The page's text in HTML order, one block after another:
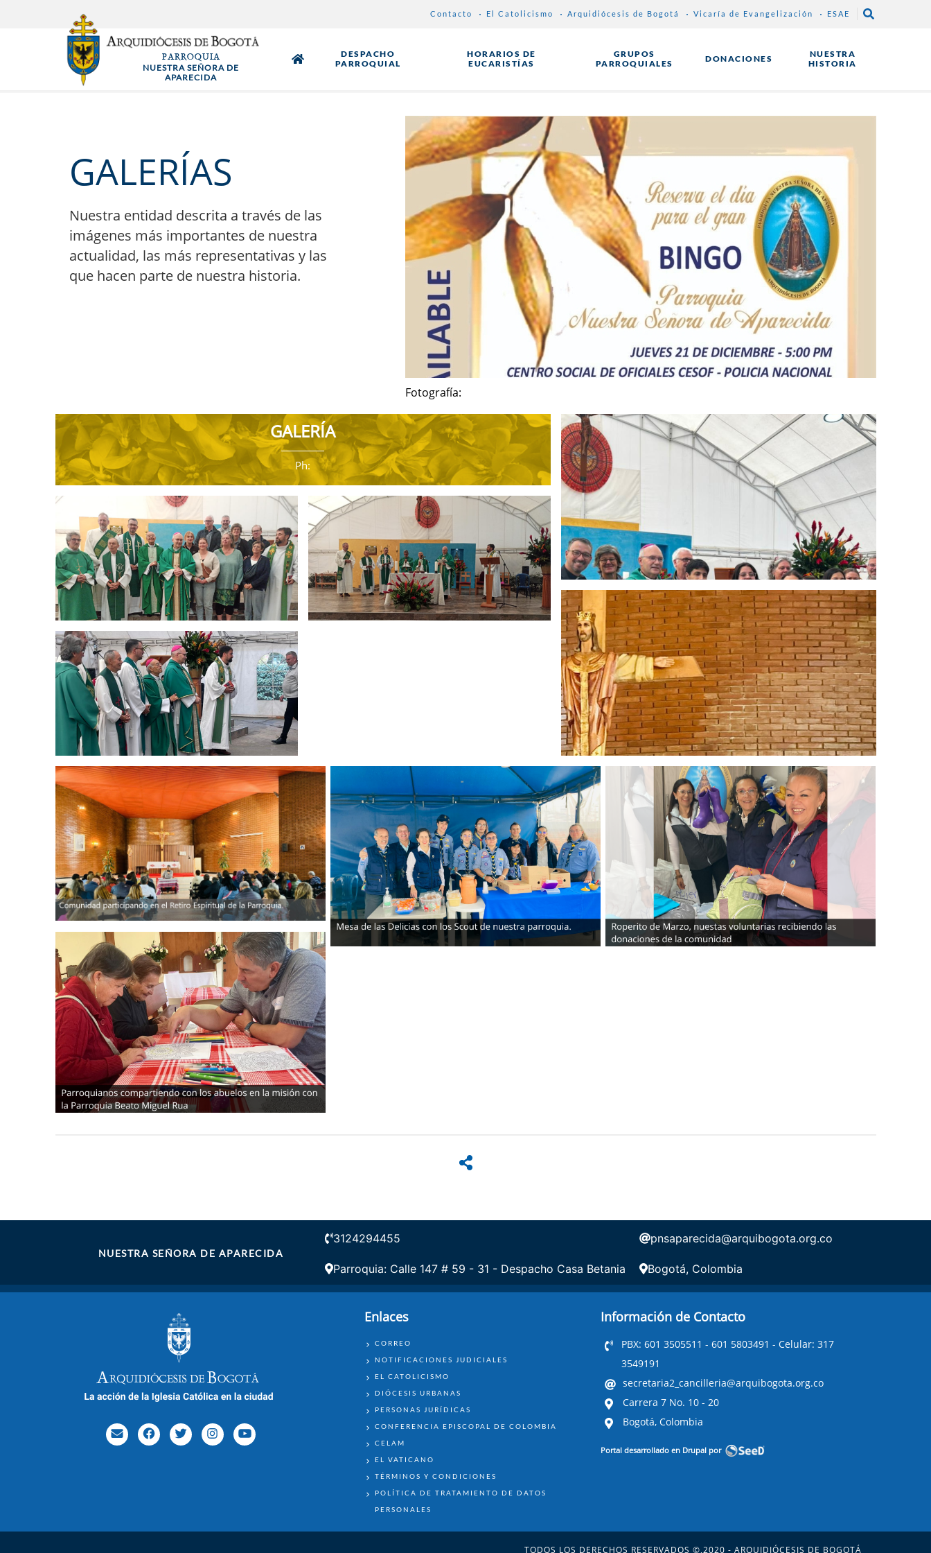
Contacto El Catolicismo Arquidiócesis de Bogotá Vicaría de Evangelización ESAE
PARROQUIA
NUESTRA SEÑORA DE
APARECIDA
DESPACHO
PARROQUIAL
HORARIOS DE
EUCARISTÍAS
GRUPOS
PARROQUIALES
DONACIONES
NUESTRA
HISTORIA
GALERÍAS
Nuestra entidad descrita a través de las
imágenes más importantes de nuestra
actualidad, las más representativas y las
que hacen parte de nuestra historia.
Fotografía:
GALERÍA
Ph:
NUESTRA SEÑORA DE APARECIDA
3124294455 pnsaparecida@arquibogota.org.co
Parroquia: Calle 147 # 59 - 31 - Despacho Casa Betania Bogotá, Colombia
Enlaces
ENLACES
CORREO
NOTIFICACIONES JUDICIALES
EL CATOLICISMO
DIÓCESIS URBANAS
PERSONAS JURÍDICAS
CONFERENCIA EPISCOPAL DE COLOMBIA
CELAM
EL VATICANO
TÉRMINOS Y CONDICIONES
POLÍTICA DE TRATAMIENTO DE DATOS
PERSONALES
Información de Contacto
PBX: 601 3505511 - 601 5803491 - Celular: 317
3549191
secretaria2_cancilleria@arquibogota.org.co
Carrera 7 No. 10 - 20
Bogotá, Colombia
Portal desarrollado en Drupal por
TODOS LOS DERECHOS RESERVADOS ©,2020 - ARQUIDIÓCESIS DE BOGOTÁ